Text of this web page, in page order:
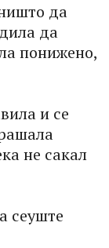
да
да
понижено,
и се
не сакал
сеуште